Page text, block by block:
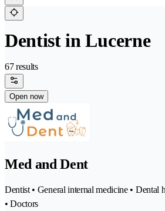
Dentist in Lucerne
67 results
Open now
Med and Dent
Dentist • General internal medicine • Dental
• Doctors